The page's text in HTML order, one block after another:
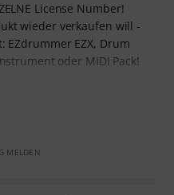
License Number!
wieder verkaufen will -
EZdrummer EZX, Drum
oder MIDI Pack!
MELDEN